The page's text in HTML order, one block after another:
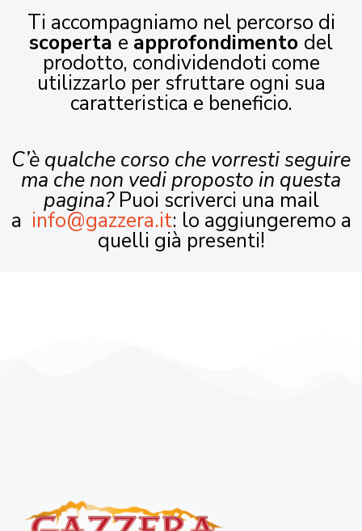
Ti accompagniamo nel percorso di
scoperta e approfondimento del
prodotto, condividendoti come
utilizzarlo per sfruttare ogni sua
caratteristica e beneficio.
C’è qualche corso che vorresti seguire
ma che non vedi proposto in questa
pagina?Puoi scriverci una mail
a info@gazzera.it: lo aggiungeremo a
quelli già presenti!